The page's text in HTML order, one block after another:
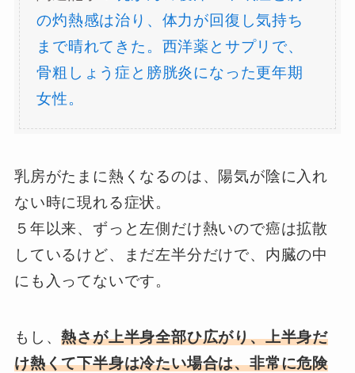
の灼熱感は治り、体力が回復し気持ち
まで晴れてきた。西洋薬とサプリで、
骨粗しょう症と膀胱炎になった更年期
女性。
乳房がたまに熱くなるのは、陽気が陰に入れ
ない時に現れる症状。
５年以来、ずっと左側だけ熱いので癌は拡散
しているけど、まだ左半分だけで、内臓の中
にも入ってないです。
もし、熱さが上半身全部ひ広がり、上半身だ
け熱くて下半身は冷たい場合は、非常に危険